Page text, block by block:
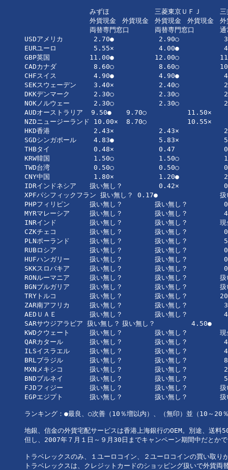
USDアメリカ	 2.70●		 2.90○		 3.00		2.70●/3.00	2.90○		3.00		 2.945○	0.50		 2.00◎
EURユーロ	 5.55×		 4.00●		 4.00●		←●		4.00●		6.00×		 4.14○		0.75		 4.00●
GBP英国		11.00●		12.00○		11.00●		←●		12.00○		12.00○		12.07		1.00		10.00◎
CADカナダ	 8.60○		 8.60○		10.60×		 8.60○		？		8.50●		 8.64○		1.00		 9.60
CHFスイス	 4.90●		 4.90●		 4.90●		←●		？		6.00×		 4.935○	扱い無し	扱い無し
SEKスウェーデン	 3.40×		 2.40○		 2.40○		←○		扱い無し	2.20●		 2.315○	扱い無し	扱い無し
DKKデンマーク	 2.30○		 2.30○		 2.30○		←○		扱い無し	2.20●		 2.31○		扱い無し	扱い無し
NOKノルウェー	 2.30○		 2.30○		 2.30○		←○		扱い無し	2.20●		 2.31○		扱い無し	扱い無し
AUDオーストラリア  9.50●	 9.70○		11.50×		 9.50●		？		9.50●		 9.645○	0.80		 9.50●
NZDニュージーランド 10.00×	 8.70○		10.55×		 8.55●		扱い無し	9.00○		 8.88○		1.00		扱い無し
HKD香港		 2.43×		 2.43×		 2.43×		←×		扱い無し	2.00●		 2.405×	扱い無し	扱い無し
SGDシンガポール	 4.83●		 5.83×		 5.83×		←×		扱い無し	5.50		 5.84×		扱い無し	扱い無し
THBタイ		 0.48×		 0.47		 0.41●		←●		扱い無し	0.45		 0.475		扱い無し	扱い無し
KRW韓国		 1.50○		 1.50○		 1.50○		←○		？		1.40●		 1.58		扱い無し	 1.50○
TWD台湾		 0.50○		 0.50○		 0.50○		←○		扱い無し	0.50○		 0.48●		扱い無し	扱い無し
CNY中国		 1.80×		 1.20●		 2.20×		 1.80×/2.20×	1.80×		1.80×		 2.07×		扱い無し	 2.40×		中国国内：0.69ぐらい
IDRインドネシア	扱い無し？	 0.42×		 0.25●		←●		扱い無し	0.300×		 0.395×	扱い無し	扱い無し
XPFパシフィックフラン 扱い無し？ 0.17●		扱い無し？	扱い無し？	扱い無し	0.17●		 0.1803○	扱い無し	扱い無し
PHPフィリピン	扱い無し？	扱い無し？	 0.30○		扱い無し？	扱い無し	0.50×		 0.295●	扱い無し	扱い無し
MYRマレーシア	扱い無し？	扱い無し？	 4.00●		扱い無し？	扱い無し	4.50		 4.035○	扱い無し	扱い無し
INRインド	扱い無し？	扱い無し？	現金不可	扱い無し？	扱い無し	扱い無し	扱い無し？	扱い無し	扱い無し
CZKチェコ	扱い無し？	扱い無し？	 0.70●		扱い無し？	扱い無し	0.75○		扱い無し？	扱い無し	扱い無し
PLNポーランド	扱い無し？	扱い無し？	 5.40●		扱い無し？	扱い無し	5.40●		扱い無し？	扱い無し	扱い無し
RUBロシア	扱い無し？	扱い無し？	 0.60●		扱い無し？	扱い無し	扱い無し	扱い無し？	扱い無し	扱い無し
HUFハンガリー	扱い無し？	扱い無し？	 0.08●		扱い無し？	扱い無し	0.08●		扱い無し？	扱い無し	扱い無し
SKKスロバキア	扱い無し？	扱い無し？	 0.60●		扱い無し？	扱い無し	扱い無し	扱い無し？	扱い無し	扱い無し
RONルーマニア	扱い無し？	扱い無し？	扱い無し	扱い無し？	扱い無し	扱い無し	扱い無し？	扱い無し	扱い無し
BGNブルガリア	扱い無し？	扱い無し？	扱い無し	扱い無し？	扱い無し	扱い無し	扱い無し？	扱い無し	扱い無し
TRYトルコ	扱い無し？	扱い無し？	20.00●		扱い無し？	扱い無し	20.00●		20.16○		扱い無し	扱い無し
ZAR南アフリカ	扱い無し？	扱い無し？	 3.10×		扱い無し？	扱い無し	3.00×		 2.465●	扱い無し	扱い無し
AEDＵＡＥ	扱い無し？	扱い無し？	 4.50●		扱い無し？	扱い無し	5.00		 4.505○	扱い無し	扱い無し
SARサウジアラビア 扱い無し？	扱い無し？	 4.50●		扱い無し？	扱い無し	6.00×		 4.505○	扱い無し	扱い無し
KWDクウェート	扱い無し？	扱い無し？	現金不可	扱い無し？	扱い無し	扱い無し	扱い無し？	扱い無し	扱い無し
QARカタール	扱い無し？	扱い無し？	 4.50●		扱い無し？	扱い無し	扱い無し	扱い無し？	扱い無し	扱い無し
ILSイスラエル	扱い無し？	扱い無し？	 4.00●		扱い無し？	扱い無し	扱い無し	扱い無し？	扱い無し	扱い無し
BRLブラジル	扱い無し？	扱い無し？	 8.50●		扱い無し？	扱い無し	8.60○		 8.545○	扱い無し	扱い無し
MXNメキシコ	扱い無し？	扱い無し？	 2.00●		扱い無し？	扱い無し	2.00●		 2.00●		扱い無し	扱い無し
BNDブルネイ	扱い無し？	扱い無し？	 5.83●		扱い無し？	扱い無し	扱い無し	扱い無し？	扱い無し	扱い無し
FJDフィジー	扱い無し？	扱い無し？	扱い無し？	扱い無し？	扱い無し	10.50●		10.605○	扱い無し	扱い無し
EGPエジプト	扱い無し？	扱い無し？	扱い無し？	扱い無し？	扱い無し	5.00●		 5.005○	扱い無し	扱い無し
ランキング：●最良、○次善（10％増以内）、（無印）並（10～20
地銀、信金の外貨宅配サービスは香港上海銀行のOEM。別途、送
但し、2007年７月１日～９月30日までキャンペーン期間中だとか
トラベレックスのみ、１ユーロコイン、２ユーロコインの買い取り
トラベレックスは、クレジットカードのショッピング扱いで外貨